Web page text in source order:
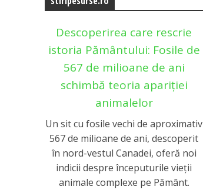
Descoperirea care rescrie
istoria Pământului: Fosile de
567 de milioane de ani
schimbă teoria apariției
animalelor
Un sit cu fosile vechi de aproximativ
567 de milioane de ani, descoperit
în nord-vestul Canadei, oferă noi
indicii despre începuturile vieții
animale complexe pe Pământ.